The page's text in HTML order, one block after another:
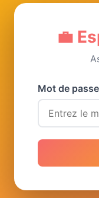
💼
Mot de passe